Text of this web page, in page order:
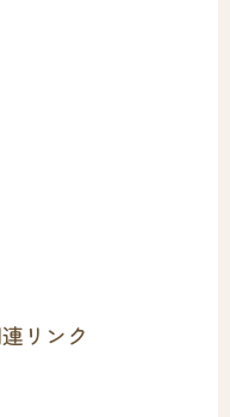
リンク